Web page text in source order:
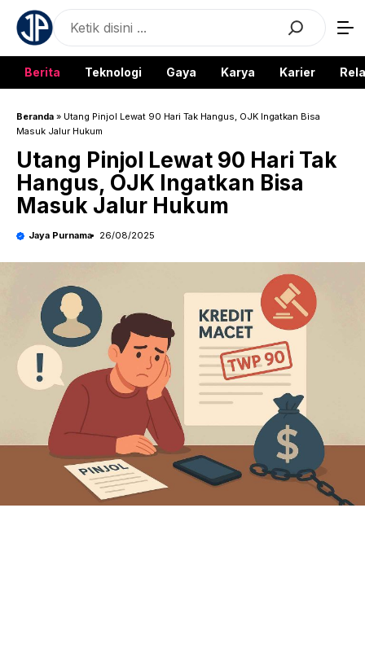
Langsung
Berita Teknologi Gaya Karya Karier
Beranda » Utang Pinjol Lewat 90 Hari Tak Hangus, OJK Ingatkan Bisa
Masuk Jalur Hukum
Utang Pinjol Lewat 90 Hari Tak
Hangus, OJK Ingatkan Bisa
Masuk Jalur Hukum
Jaya Purnama 26/08/2025